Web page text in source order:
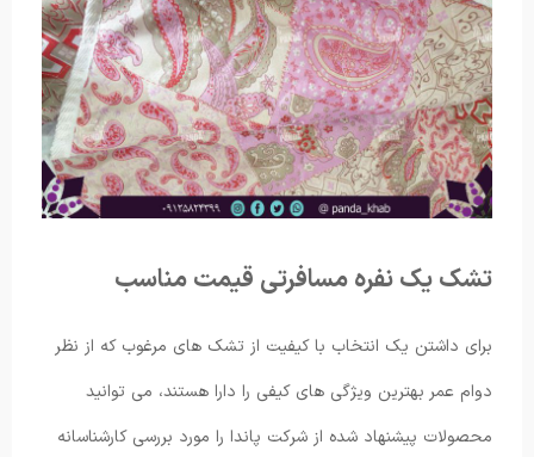
تشک یک نفره مسافرتی قیمت مناسب
برای داشتن یک انتخاب با کیفیت از تشک های مرغوب که از نظر
دوام عمر بهترین ویژگی های کیفی را دارا هستند، می توانید
محصولات پیشنهاد شده از شرکت پاندا را مورد بررسی کارشناسانه